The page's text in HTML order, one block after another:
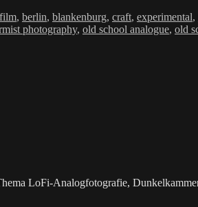
, berlin, blankenburg, craft, experimental,
photography, old school analogue, old
LoFi-Analogfotografie,